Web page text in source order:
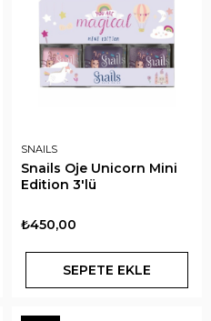
SNAILS
Snails Oje Unicorn Mini
Edition 3'lü
₺450,00
SEPETE EKLE